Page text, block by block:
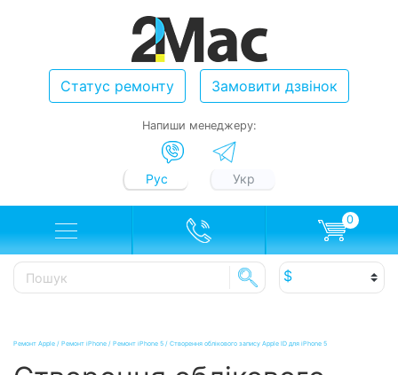
Статус ремонту Замовити дзвінок
Напиши менеджеру:
Рус Укр
0
Ремонт Apple / Ремонт iPhone / Ремонт iPhone 5 / Створення облікового запису Apple ID для iPhone 5